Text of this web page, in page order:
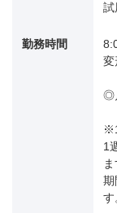
試
勤務時間
変
◎
1
ま
期
す